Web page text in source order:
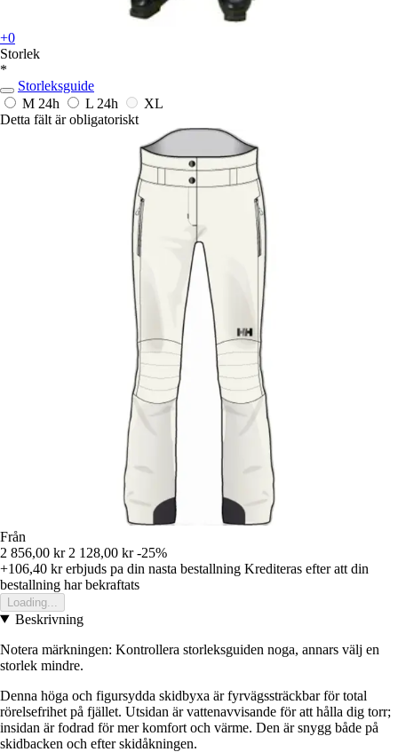
+0
Storlek
*
Storleksguide
M 24h L 24h
XL
Detta fält är obligatoriskt
Från
2 856,00 kr 2 128,00 kr -25%
+106,40 krerbjuds pa din nasta bestallning Krediteras efter att din
bestallning har bekraftats
Loading...
Beskrivning
Notera märkningen: Kontrollera storleksguiden noga, annars välj en
storlek mindre.
Denna höga och figursydda skidbyxa är fyrvägssträckbar för total
rörelsefrihet på fjället. Utsidan är vattenavvisande för att hålla dig torr;
insidan är fodrad för mer komfort och värme. Den är snygg både på
skidbacken och efter skidåkningen.